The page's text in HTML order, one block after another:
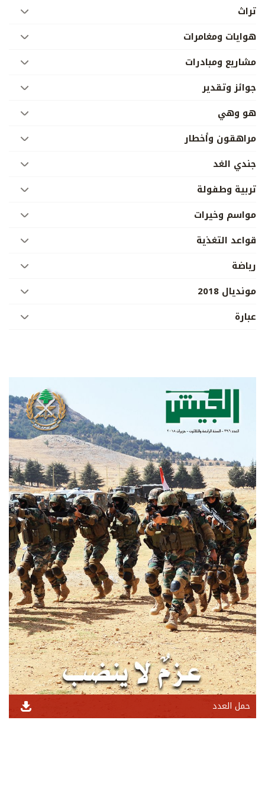
تراث
هوايات ومغامرات
مشاريع ومبادرات
جوائز وتقدير
هو وهي
مراهقون وأخطار
جندي الغد
تربية وطفولة
مواسم وخيرات
قواعد التغذية
رياضة
مونديال 2018
عبارة
حمل العدد